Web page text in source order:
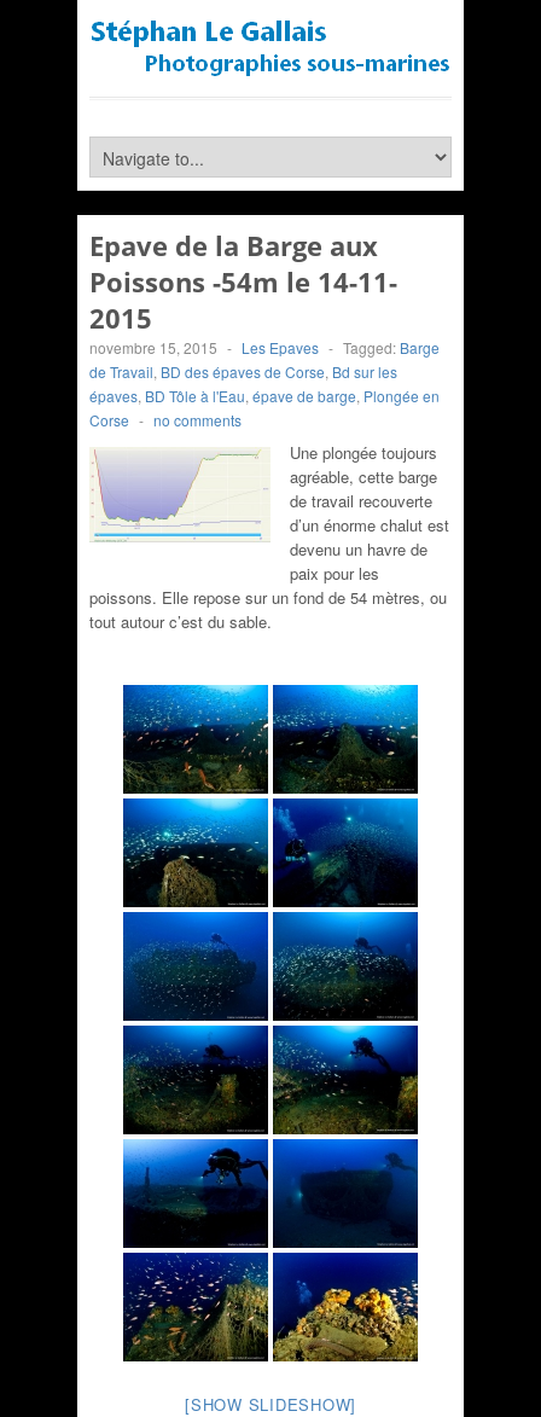
Epave de la Barge aux
Poissons -54m le 14-11-
2015
novembre 15, 2015 - Les Epaves - Tagged: Barge
de Travail, BD des épaves de Corse, Bd sur les
épaves, BD Tôle à l'Eau, épave de barge, Plongée en
Corse - no comments
Une plongée toujours
agréable, cette barge
de travail recouverte
d’un énorme chalut est
devenu un havre de
paix pour les
poissons. Elle repose sur un fond de 54 mètres, ou
tout autour c’est du sable.
[SHOW SLIDESHOW]